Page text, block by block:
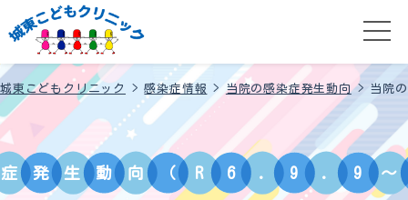
城東こどもクリニック >感染症情報 > 当院の感染症発生動向> 当院
症 発 生 動 向 （ R 6 . 9 . 9 〜